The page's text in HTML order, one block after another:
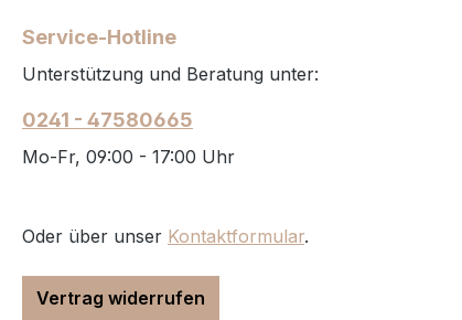
Service-Hotline
Unterstützung und Beratung unter:
0241 - 47580665
Mo-Fr, 09:00 - 17:00 Uhr
Oder über unser Kontaktformular.
Vertrag widerrufen